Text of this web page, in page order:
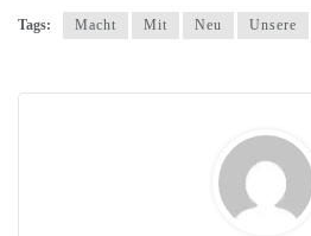
Tags: Macht Mit Neu Unsere